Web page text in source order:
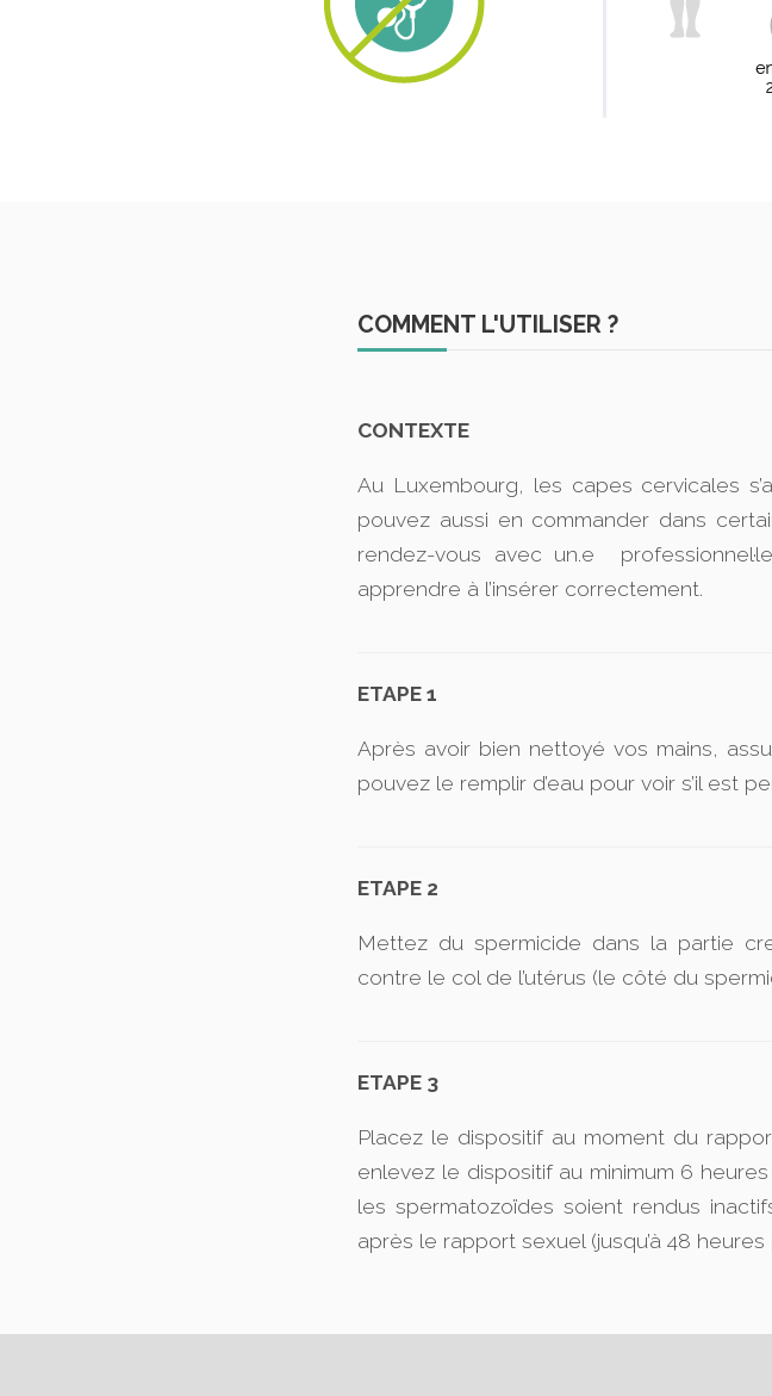
COMMENT L'UTILISER ?
CONTEXTE
Au Luxembourg, les capes cervicales
pouvez aussi en commander dans
rendez-vous avec un.e
apprendre à l’insérer correctement.
ETAPE 1
Après avoir bien nettoyé vos mains,
pouvez le remplir d’eau pour voir s’il est
ETAPE 2
Mettez du spermicide dans la partie
contre le col de l’utérus (le côté du
ETAPE 3
Placez le dispositif au moment du
enlevez le dispositif au minimum 6
les spermatozoïdes soient rendus
après le rapport sexuel (jusqu’à 48